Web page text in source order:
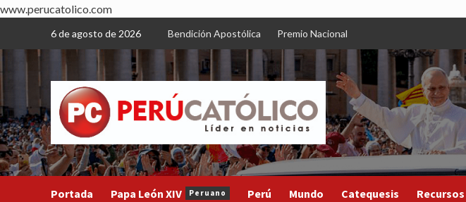
www.perucatolico.com
content
6 de agosto de 2026 Bendición Apostólica Premio Nacional
Portada Papa León XIV Peruano Perú Mundo Catequesis Recursos